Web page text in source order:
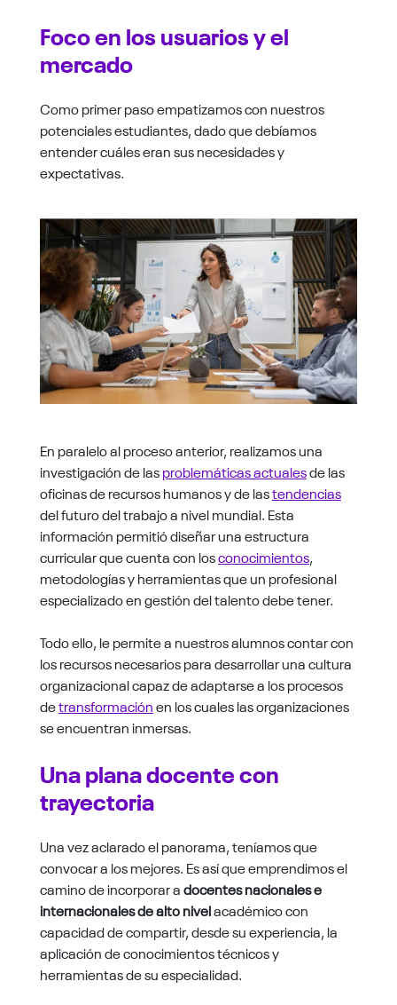
Foco en los usuarios y el
mercado
Como primer paso empatizamos con nuestros
potenciales estudiantes, dado que debíamos
entender cuáles eran sus necesidades y
expectativas.
En paralelo al proceso anterior, realizamos una
investigación de lasproblemáticas actualesde las
oficinas de recursos humanosy de lastendencias
del futuro del trabajo a nivel mundial. Esta
información permitió diseñar una estructura
curricular que cuenta con losconocimientos,
metodologías y herramientas que un profesional
especializado en gestión del talento debe tener.
Todo ello, le permite a nuestros alumnos contar con
los recursos necesarios para desarrollar una cultura
organizacional capaz de adaptarse a los procesos
detransformaciónen los cuales las organizaciones
se encuentran inmersas.
Una plana docente con
trayectoria
Una vez aclarado el panorama, teníamos que
convocar a los mejores. Es así que emprendimos el
camino de incorporar adocentes nacionales e
internacionales de alto nivelacadémico con
capacidad de compartir, desde su experiencia, la
aplicación de conocimientos técnicos y
herramientas de su especialidad.